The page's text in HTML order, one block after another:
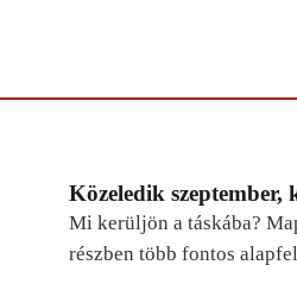
Közeledik szeptember,
Mi kerüljön a táskába?
részben több fontos